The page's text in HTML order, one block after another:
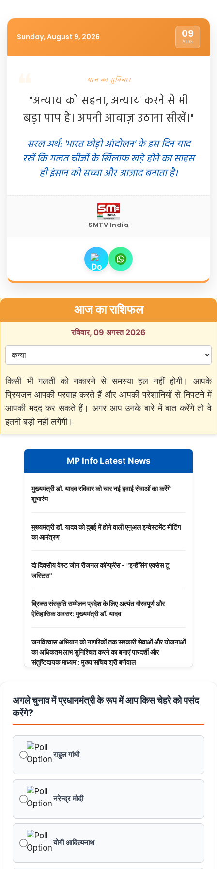
Sunday, August 9, 2026 09
AUG
आज का सुविचार
"अन्याय को सहना, अन्याय करने से भी
बड़ा पाप है। अपनी आवाज़ उठाना सीखें।"
सरल अर्थ: 'भारत छोड़ो आंदोलन' के इस दिन याद
रखें कि गलत चीजों के खिलाफ खड़े होने का साहस
ही इंसान को सच्चा और आज़ाद बनाता है।
SMTV India
आज का राशिफल
रविवार, 09 अगस्त 2026
किसी भी गलती को नकारने से समस्या हल नहीं होगी। आपके
प्रियजन आपकी परवाह करते हैं और आपकी परेशानियों से निपटने में
आपकी मदद कर सकते हैं। अगर आप उनके बारे में बात करेंगे तो वे
इतनी बड़ी नहीं लगेंगी।
MP Info Latest News
मुख्यमंत्री डॉ. यादव रविवार को चार नई हवाई सेवाओं का करेंगे
शुभारंभ
मुख्यमंत्री डॉ. यादव को दुबई में होने वाली एनुअल इन्वेस्टमेंट मीटिंग
का आमंत्रण
दो दिवसीय वेस्ट जोन रीजनल कॉन्फ्रेंस - "इन्हेंसिंग एक्सेस टू
जस्टिस"
ब्रिक्स संस्कृति सम्मेलन प्रदेश के लिए अत्यंत गौरवपूर्ण और
ऐतिहासिक अवसर: मुख्यमंत्री डॉ. यादव
जनविश्वास अभियान को नागरिकों तक सरकारी सेवाओं और योजनाओं
का अधिकतम लाभ सुनिश्चित करने का बनाएं पारदर्शी और
संतुष्टिदायक माध्यम : मुख्य सचिव श्री बर्णवाल
मध्यप्रदेश की खुशी का भारतीय फेंसिंग टीम में चयन
तेंदुए के अवैध शिकार एवं तस्करी मामले में एमपी एसटीएसएफ ने 8वें
शिकारी को किया गिरफ्तार
को मिला आईएसओ प्रमाणीकरण
सागर की 8 ट्रांसमिशन लाइनों ने बनाया विश्वसनीयता का नया
कीर्तिमान : ऊर्जा मंत्री श्री तोमर
अगले चुनाव में प्रधानमंत्री के रूप में आप किस चेहरे को पसंद
करेंगे?
राहुल गांधी
नरेन्द्र मोदी
योगी आदित्यनाथ